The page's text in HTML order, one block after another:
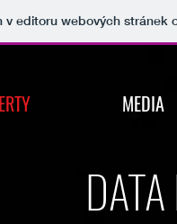
v editoru webových stránek
MEDIA